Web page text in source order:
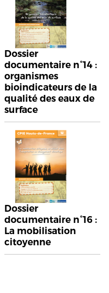
Dossier
documentaire n°14 :
organismes
bioindicateurs de la
qualité des eaux de
surface
Dossier
documentaire n°16 :
La mobilisation
citoyenne